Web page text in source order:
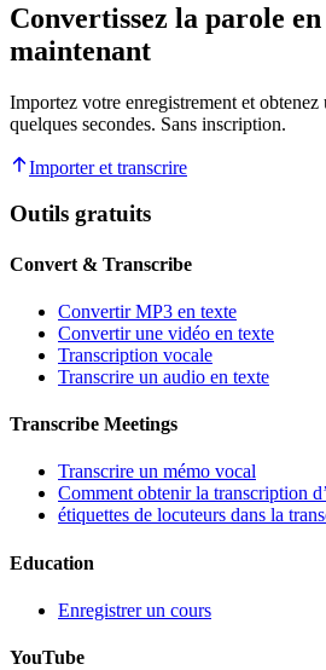
Convertissez la parole
maintenant
Importez votre enregistrement et
quelques secondes. Sans inscription.
Importer et transcrire
Outils gratuits
Convert & Transcribe
Convertir MP3 en texte
Convertir une vidéo en texte
Transcription vocale
Transcrire un audio en texte
Transcribe Meetings
Transcrire un mémo vocal
Comment obtenir la transcription
étiquettes de locuteurs dans la
Education
Enregistrer un cours
YouTube